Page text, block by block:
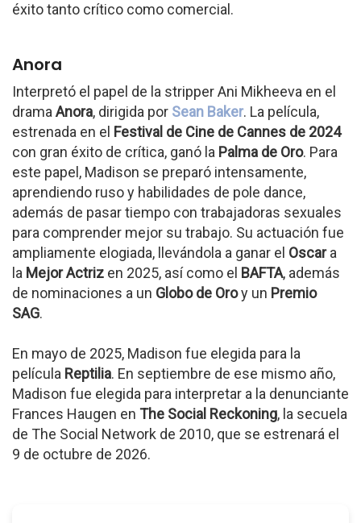
éxito tanto crítico como comercial.
Anora
Interpretó el papel de la stripper Ani Mikheeva en el
drama Anora, dirigida por Sean Baker. La película,
estrenada en el Festival de Cine de Cannes de 2024
con gran éxito de crítica, ganó la Palma de Oro. Para
este papel, Madison se preparó intensamente,
aprendiendo ruso y habilidades de pole dance,
además de pasar tiempo con trabajadoras sexuales
para comprender mejor su trabajo. Su actuación fue
ampliamente elogiada, llevándola a ganar el Oscara
la Mejor Actriz en 2025, así como el BAFTA, además
de nominaciones a un Globo de Oroy un Premio
SAG.
En mayo de 2025, Madison fue elegida para la
película Reptilia. En septiembre de ese mismo año,
Madison fue elegida para interpretar a la denunciante
Frances Haugen en The Social Reckoning, la secuela
de The Social Network de 2010, que se estrenará el
9 de octubre de 2026.